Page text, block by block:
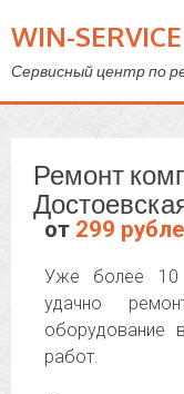
WIN-SERVICE
Сервисный центр по
Ремонт
от 299
Уже более 10
удачно
оборудование
работ.